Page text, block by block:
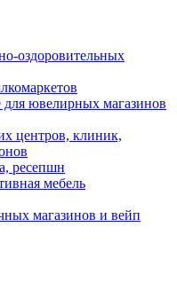
оздоровительных
для ювелирных магазинов
центров, клиник,
ресепшн
мебель
магазинов и вейп